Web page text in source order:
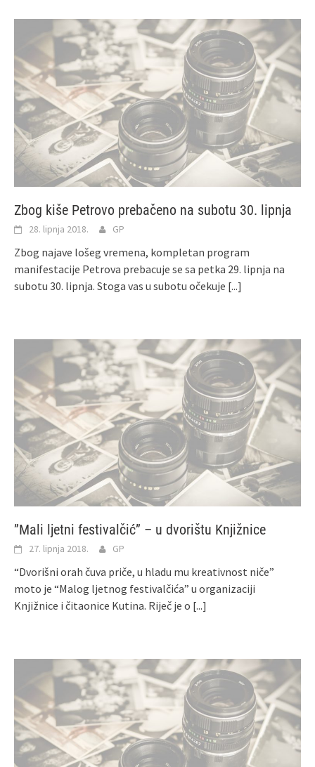
Zbog kiše Petrovo prebačeno na subotu 30. lipnja
28. lipnja 2018. GP
Zbog najave lošeg vremena, kompletan program
manifestacije Petrova prebacuje se sa petka 29. lipnja na
subotu 30. lipnja. Stoga vas u subotu očekuje [...]
”Mali ljetni festivalčić” – u dvorištu Knjižnice
27. lipnja 2018. GP
“Dvorišni orah čuva priče, u hladu mu kreativnost niče”
moto je “Malog ljetnog festivalčića” u organizaciji
Knjižnice i čitaonice Kutina. Riječ je o [...]